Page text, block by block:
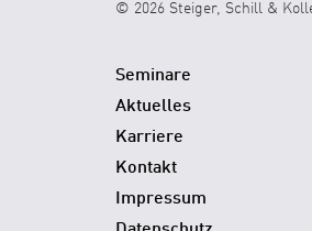
© 2026 Steiger, Schill &
Seminare
Aktuelles
Karriere
Kontakt
Impressum